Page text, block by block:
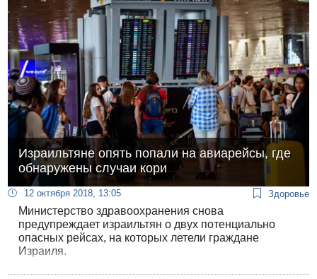
Израильтяне опять попали на авиарейсы, где
обнаружены случаи кори
12 октября 2018, 13:05 Здоровье
Министерство здравоохранения снова
предупреждает израильтян о двух потенциально
опасных рейсах, на которых летели граждане
Израиля.